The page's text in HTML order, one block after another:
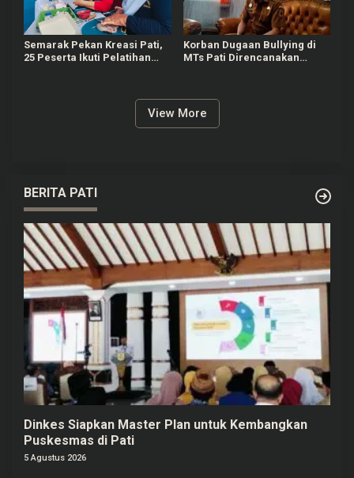
Semarak Pekan Kreasi Pati,
25 Peserta Ikuti Pelatihan
Korban Dugaan Bullying di
MTs Pati Direncanakan
View More
BERITA PATI
Dinkes Siapkan Master Plan untuk Kembangkan
Puskesmas di Pati
5 Agustus 2026